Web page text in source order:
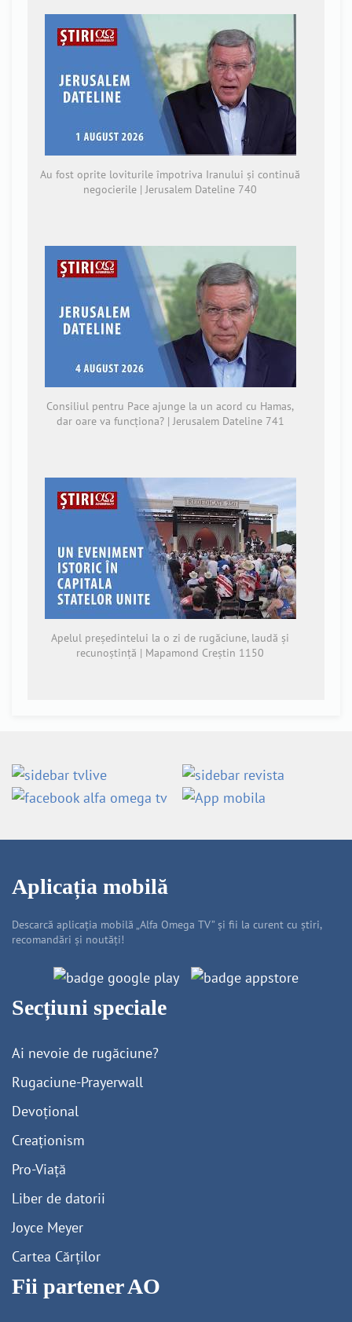
Au fost oprite loviturile împotriva Iranului și continuă
negocierile | Jerusalem Dateline 740
Consiliul pentru Pace ajunge la un acord cu Hamas,
dar oare va funcționa? | Jerusalem Dateline 741
Apelul președintelui la o zi de rugăciune, laudă și
recunoștință | Mapamond Creștin 1150
Aplicația mobilă
Descarcă aplicația mobilă „Alfa Omega TV” și fii la curent cu știri,
recomandări și noutăți!
Secțiuni speciale
Ai nevoie de rugăciune?
Rugaciune-Prayerwall
Devoțional
Creaționism
Pro-Viață
Liber de datorii
Joyce Meyer
Cartea Cărților
Fii partener AO